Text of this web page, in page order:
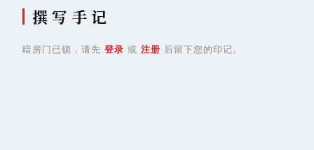
撰 写 手 记
暗房门已锁，请先 登录 或 注册 后留下您的印记。